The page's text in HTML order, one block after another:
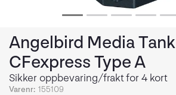
Angelbird Media Tank
CFexpress Type A
Sikker oppbevaring/frakt for 4 kort
Varenr: 155109